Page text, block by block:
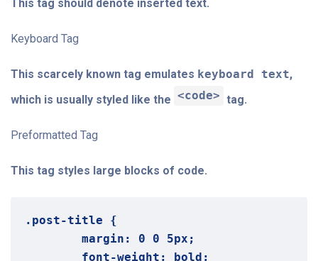
This tag should denote inserted text.
Keyboard Tag
This scarcely known tag emulates keyboard text,
which is usually styled like the <code> tag.
Preformatted Tag
This tag styles large blocks of code.
.post-title {